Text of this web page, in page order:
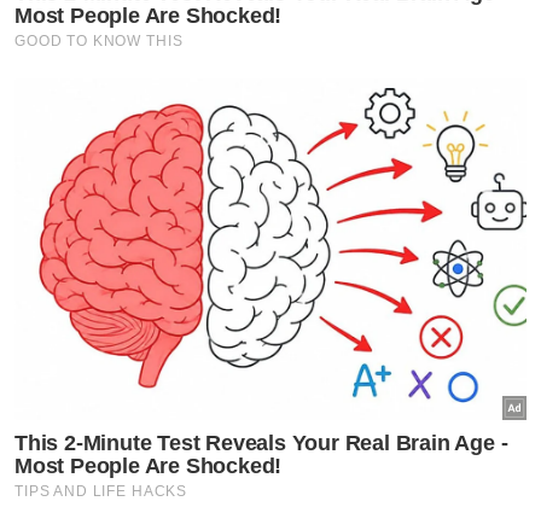
Kerangka akauntabiliti sedia ada lebih
tertumpu kepada bahagian yang paling
ketara dalam rantaian bekalan, sedangkan
infrastruktur yang membolehkan aktiviti itu
berlaku masih tidak disentuh secara
menyeluruh. Pemilik premis yang secara
sedar membenarkan penjualan barangan
haram sebenarnya merupakan 'peserta'
penting dalam perdagangan tersebut.
Berita Telus & Tulus menerusi E-Mel setiap
hari!